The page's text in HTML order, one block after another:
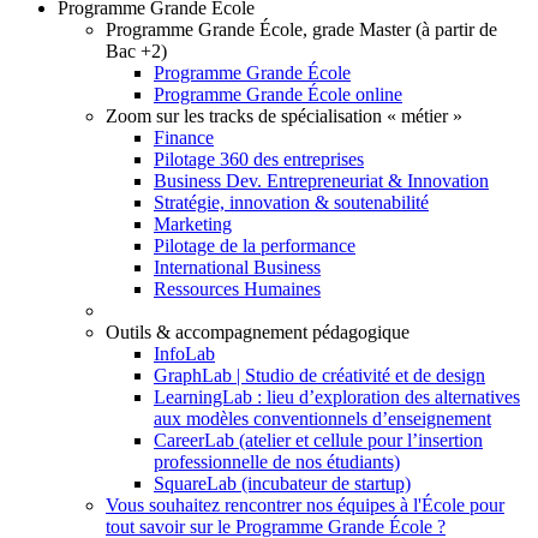
Programme Grande École
Programme Grande École, grade Master (à partir de
Bac +2)
Programme Grande École
Programme Grande École online
Zoom sur les tracks de spécialisation « métier »
Finance
Pilotage 360 des entreprises
Business Dev. Entrepreneuriat & Innovation
Stratégie, innovation & soutenabilité
Marketing
Pilotage de la performance
International Business
Ressources Humaines
Outils & accompagnement pédagogique
InfoLab
GraphLab | Studio de créativité et de design
LearningLab : lieu d’exploration des alternatives
aux modèles conventionnels d’enseignement
CareerLab (atelier et cellule pour l’insertion
professionnelle de nos étudiants)
SquareLab (incubateur de startup)
Vous souhaitez rencontrer nos équipes à l'École pour
tout savoir sur le Programme Grande École ?